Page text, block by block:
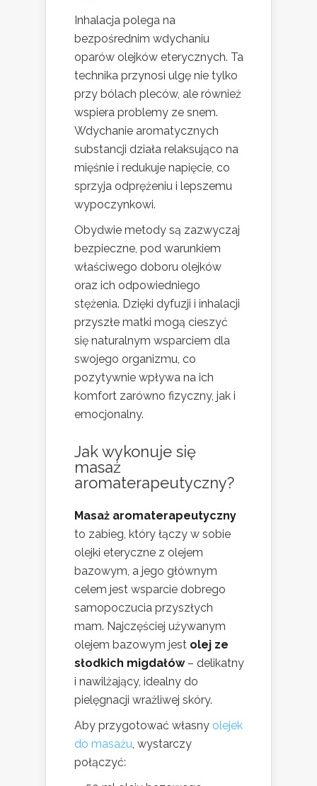
Inhalacja polega na
bezpośrednim wdychaniu
oparów olejków eterycznych. Ta
technika przynosi ulgę nie tylko
przy bólach pleców, ale również
wspiera problemy ze snem.
Wdychanie aromatycznych
substancji działa relaksująco na
mięśnie i redukuje napięcie, co
sprzyja odprężeniu i lepszemu
wypoczynkowi.
Obydwie metody są zazwyczaj
bezpieczne, pod warunkiem
właściwego doboru olejków
oraz ich odpowiedniego
stężenia. Dzięki dyfuzji i inhalacji
przyszłe matki mogą cieszyć
się naturalnym wsparciem dla
swojego organizmu, co
pozytywnie wpływa na ich
komfort zarówno fizyczny, jak i
emocjonalny.
Jak wykonuje się
masaż
aromaterapeutyczny?
Masaż aromaterapeutyczny
to zabieg, który łączy w sobie
olejki eteryczne z olejem
bazowym, a jego głównym
celem jest wsparcie dobrego
samopoczucia przyszłych
mam. Najczęściej używanym
olejem bazowym jest olej ze
słodkich migdałów– delikatny
i nawilżający, idealny do
pielęgnacji wrażliwej skóry.
Aby przygotować własny olejek
do masażu, wystarczy
połączyć: